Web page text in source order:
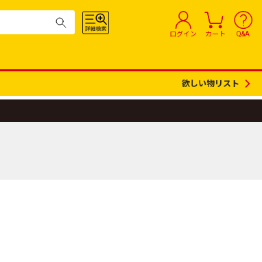
ログイン カート Q&A
欲しい物リスト